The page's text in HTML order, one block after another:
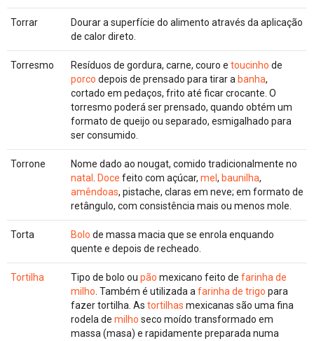
Torrar
Dourar a superfície do alimento através da aplicação
de calor direto.
Torresmo Resíduos de gordura, carne, couro e toucinho de
porco depois de prensado para tirar a banha,
cortado em pedaços, frito até ficar crocante. O
torresmo poderá ser prensado, quando obtém um
formato de queijo ou separado, esmigalhado para
ser consumido.
Torrone
Nome dado ao nougat, comido tradicionalmente no
natal
Doce feito com açúcar, mel , baunilha,
amêndoas, pistache, claras em neve; em formato de
retângulo, com consistência mais ou menos mole.
Torta Bolo de massa macia que se enrola enquando
quente e depois de recheado.
Tortilha Tipo de bolo ou pão mexicano feito de farinha de
milho . Também é utilizada a farinha de trigo para
fazer tortilha. As tortilhas mexicanas são uma fina
rodela de milho seco moído transformado em
massa (masa) e rapidamente preparada numa